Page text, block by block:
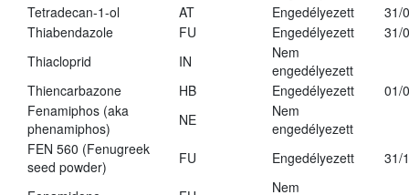
Tetradecan-1-ol
AT Engedélyezett
31/
Thiabendazole
FU Engedélyezett
31/
Thiacloprid
IN
Nem
engedélyezett
Thiencarbazone
HB Engedélyezett
01/
Fenamiphos (aka
phenamiphos)
NE
Nem
engedélyezett
FEN 560 (Fenugreek
seed powder)
FU Engedélyezett 31/
Nem